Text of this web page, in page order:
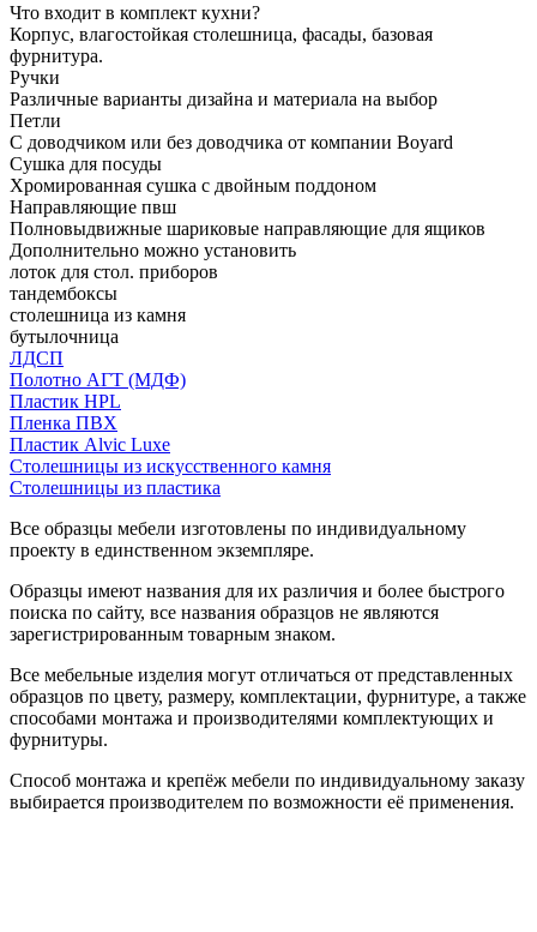
Что входит в комплект кухни?
Корпус, влагостойкая столешница, фасады, базовая
фурнитура.
Ручки
Различные варианты дизайна и материала на выбор
Петли
С доводчиком или без доводчика от компании Boyard
Сушка для посуды
Хромированная сушка с двойным поддоном
Направляющие пвш
Полновыдвижные шариковые направляющие для ящиков
Дополнительно можно установить
лоток для стол. приборов
тандембоксы
столешница из камня
бутылочница
ЛДСП
Полотно АГТ (МДФ)
Пластик HPL
Пленка ПВХ
Пластик Alvic Luxe
Столешницы из искусственного камня
Столешницы из пластика
Все образцы мебели изготовлены по индивидуальному
проекту в единственном экземпляре.
Образцы имеют названия для их различия и более быстрого
поиска по сайту, все названия образцов не являются
зарегистрированным товарным знаком.
Все мебельные изделия могут отличаться от представленных
образцов по цвету, размеру, комплектации, фурнитуре, а также
способами монтажа и производителями комплектующих и
фурнитуры.
Способ монтажа и крепёж мебели по индивидуальному заказу
выбирается производителем по возможности её применения.